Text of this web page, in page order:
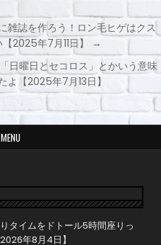
雑誌を作ろう！ロン毛ヒゲはクス
2025年7月11日】 →
日曜日とセコロス」とかいう意味
よ【2025年7月13日】
MENU
タイムをドトール5時間座りっ
年8月4日】